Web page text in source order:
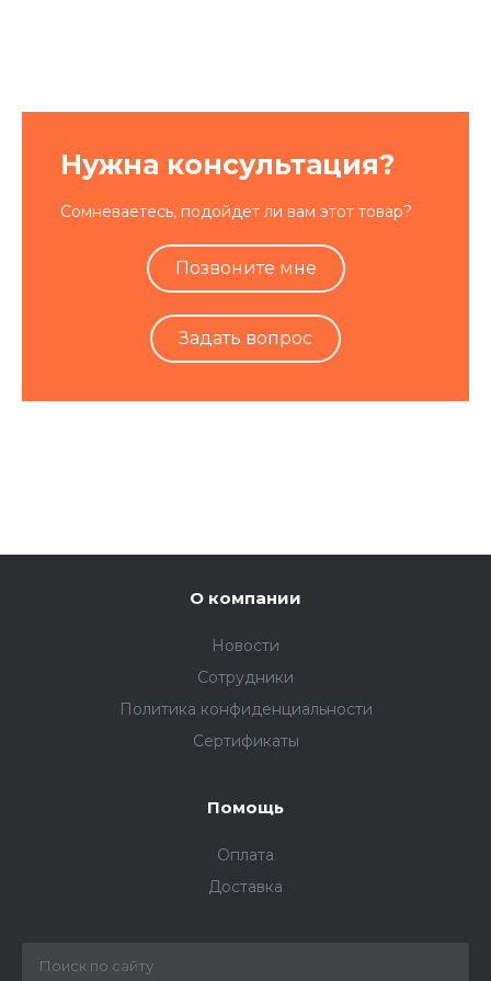
Нужна консультация?
Сомневаетесь, подойдет ли вам этот товар?
Позвоните мне
Задать вопрос
О компании
Новости
Сотрудники
Политика конфиденциальности
Сертификаты
Помощь
Оплата
Доставка